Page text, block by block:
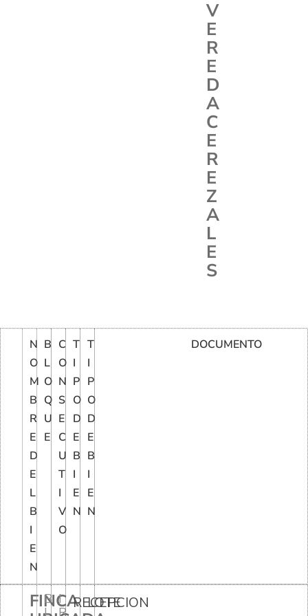
V
E
R
E
D
A
C
E
R
E
Z
A
L
E
S
N
O
M
B
R
E
D
E
L
B
I
E
N
B
L
O
Q
U
E
C
O
N
S
E
C
U
T
I
V
O
T
I
P
O
D
E
B
I
E
N
T
I
P
O
D
E
B
I
E
N
DOCUMENTO
FINCA
B
L
I
R
RECEPCION
LOTE